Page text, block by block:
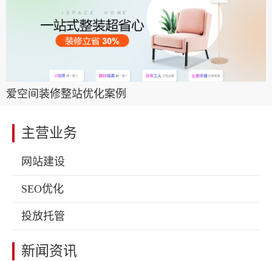
爱空间装修整站优化案例
主营业务
网站建设
SEO优化
投放托管
新闻资讯